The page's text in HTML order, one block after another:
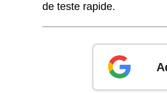
de teste rapide.